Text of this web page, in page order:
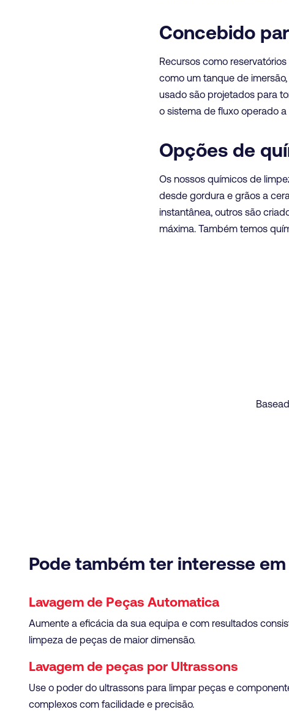
Concebido
Recursos como
como um tanque de
usado são projetados para
o sistema de fluxo operado
Opções de
Os nossos químicos de
desde gordura e grãos a
instantânea, outros são
máxima. Também temos
Pode também ter interesse em
Lavagem de Peças Automatica
Aumente a eficácia da sua equipa e com resultados
limpeza de peças de maior dimensão.
Lavagem de peças por Ultrassons
Use o poder do ultrassons para limpar peças e
complexos com facilidade e precisão.